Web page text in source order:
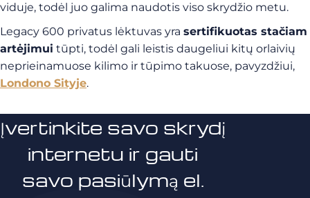
viduje, todėl juo galima naudotis viso skrydžio metu.
Legacy 600 privatus lėktuvas yra sertifikuotas stačiam
artėjimui tūpti, todėl gali leistis daugeliui kitų orlaivių
neprieinamuose kilimo ir tūpimo takuose, pavyzdžiui,
Londono Sityje.
Įvertinkite savo skrydį
internetu ir gauti
savo pasiūlymą el.